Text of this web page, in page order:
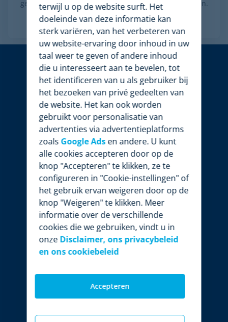
gemeenschappelijke producten en vergelijk de prijzen.
Lees meer
terwijl u op de website surft. Het
doeleinde van deze informatie kan
sterk variëren, van het verbeteren van
uw website-ervaring door inhoud in uw
taal weer te geven of andere inhoud
die u interesseert aan te bevelen, tot
het identificeren van u als gebruiker bij
het bezoeken van privé gedeelten van
de website. Het kan ook worden
gebruikt voor personalisatie van
advertenties via advertentieplatforms
zoals Google Adsen andere. U kunt
alle cookies accepteren door op de
knop "Accepteren" te klikken, ze te
configureren in "Cookie-instellingen" of
het gebruik ervan weigeren door op de
knop "Weigeren" te klikken. Meer
informatie over de verschillende
cookies die we gebruiken, vindt u in
onze Disclaimer, ons privacybeleid
en ons cookiebeleid
Accepteren